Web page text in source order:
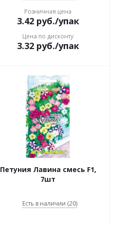
Розничная цена
3.42руб./упак
Цена по дисконту
3.32руб./упак
Петуния Лавина смесь F1,
7шт
Есть в наличии (20)